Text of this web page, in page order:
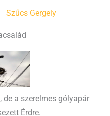
Szűcs Gergely
de a szerelmes gólyapár
Érdre.